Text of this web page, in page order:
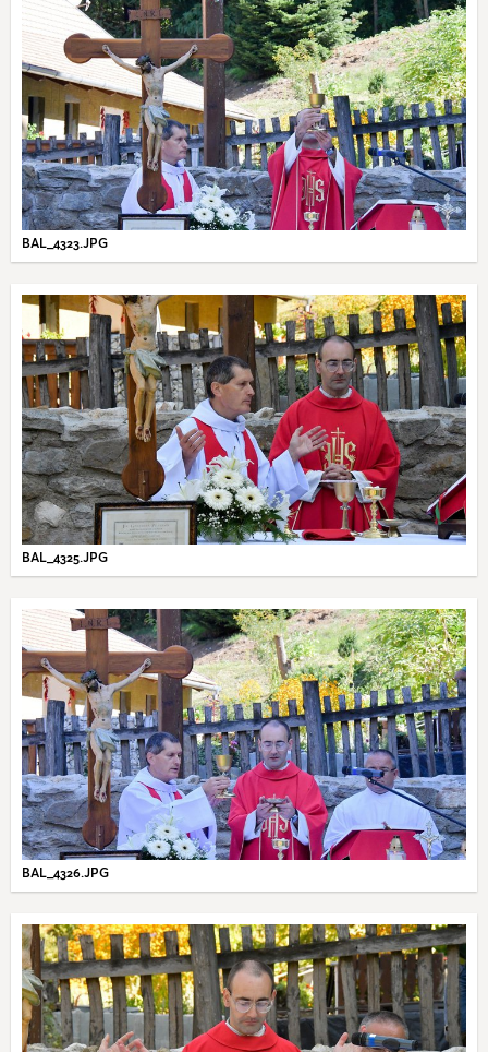
BAL_4323.JPG
BAL_4325.JPG
BAL_4326.JPG